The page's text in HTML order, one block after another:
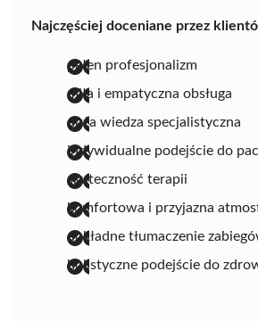
Najczęściej doceniane przez
pełen profesjonalizm
miła i empatyczna obsługa
duża wiedza specjalistyczna
indywidualne podejście do
skuteczność terapii
komfortowa i przyjazna
dokładne tłumaczenie
holistyczne podejście do